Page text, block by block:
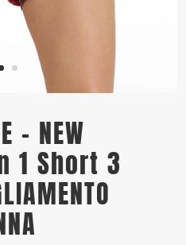
– NEW
1 Short 3